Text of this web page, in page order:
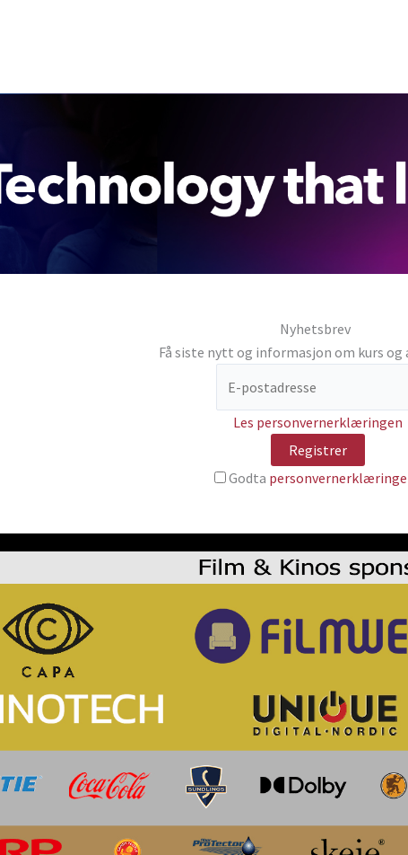
Nyhetsbrev
Få siste nytt og informasjon om kurs
Les personvernerklæringen
Godta